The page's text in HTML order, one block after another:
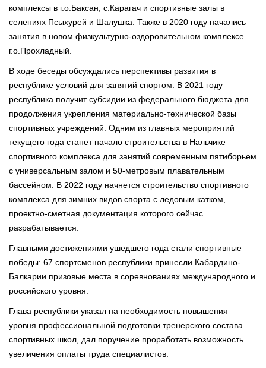
комплексы в г.о.Баксан, с.Карагач и спортивные залы в
селениях Псыхурей и Шалушка. Также в 2020 году начались
занятия в новом физкультурно-оздоровительном комплексе
г.о.Прохладный.
В ходе беседы обсуждались перспективы развития в
республике условий для занятий спортом. В 2021 году
республика получит субсидии из федерального бюджета для
продолжения укрепления материально-технической базы
спортивных учреждений. Одним из главных мероприятий
текущего года станет начало строительства в Нальчике
спортивного комплекса для занятий современным пятиборьем
с универсальным залом и 50-метровым плавательным
бассейном. В 2022 году начнется строительство спортивного
комплекса для зимних видов спорта с ледовым катком,
проектно-сметная документация которого сейчас
разрабатывается.
Главными достижениями ушедшего года стали спортивные
победы: 67 спортсменов республики принесли Кабардино-
Балкарии призовые места в соревнованиях международного и
российского уровня.
Глава республики указал на необходимость повышения
уровня профессиональной подготовки тренерского состава
спортивных школ, дал поручение проработать возможность
увеличения оплаты труда специалистов.